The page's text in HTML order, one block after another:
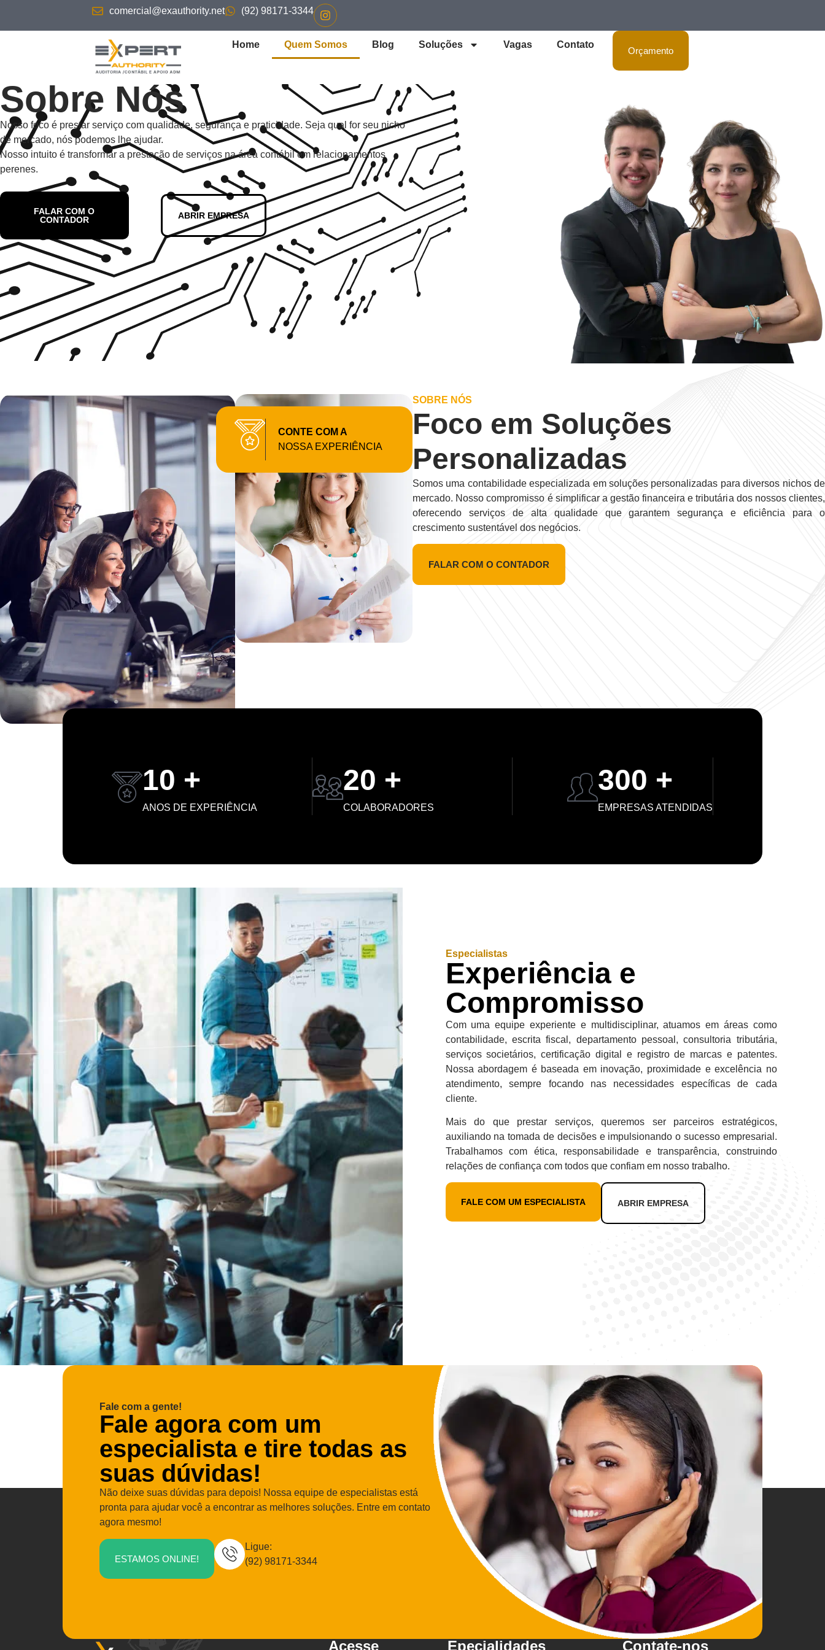
comercial@exauthority.net (92) 98171-3344
Home Quem Somos Blog Soluções Vagas Contato
Orçamento
Sobre Nós
Nosso foco é prestar serviço com qualidade, segurança e praticidade. Seja qual for seu nicho
de mercado, nós podemos lhe ajudar.
Nosso intuito é transformar a prestação de serviços na área contábil em relacionamentos
perenes.
FALAR COM O
CONTADOR
ABRIR EMPRESA
CONTE COM A
NOSSA EXPERIÊNCIA
SOBRE NÓS
Foco em Soluções
Personalizadas
Somos uma contabilidade especializada em soluções personalizadas para diversos nichos de
mercado. Nosso compromisso é simplificar a gestão financeira e tributária dos nossos clientes,
oferecendo serviços de alta qualidade que garantem segurança e eficiência para o
crescimento sustentável dos negócios.
FALAR COM O CONTADOR
10 +
ANOS DE EXPERIÊNCIA
20 +
COLABORADORES
300 +
EMPRESAS ATENDIDAS
Especialistas
Experiência e
Compromisso
Com uma equipe experiente e multidisciplinar, atuamos em áreas como
contabilidade, escrita fiscal, departamento pessoal, consultoria tributária,
serviços societários, certificação digital e registro de marcas e patentes.
Nossa abordagem é baseada em inovação, proximidade e excelência no
atendimento, sempre focando nas necessidades específicas de cada
cliente.
Mais do que prestar serviços, queremos ser parceiros estratégicos,
auxiliando na tomada de decisões e impulsionando o sucesso empresarial.
Trabalhamos com ética, responsabilidade e transparência, construindo
relações de confiança com todos que confiam em nosso trabalho.
FALE COM UM ESPECIALISTA ABRIR EMPRESA
Fale com a gente!
Fale agora com um
especialista e tire todas as
suas dúvidas!
Não deixe suas dúvidas para depois! Nossa equipe de especialistas está
pronta para ajudar você a encontrar as melhores soluções. Entre em contato
agora mesmo!
ESTAMOS ONLINE!
Ligue:
(92) 98171-3344
Acesse Epecialidades Contate-nos